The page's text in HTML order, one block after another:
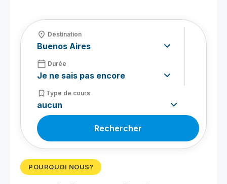
fmd_good Destination
calendar_today Durée
bookmark_border Type de cours
Rechercher
POURQUOI NOUS?